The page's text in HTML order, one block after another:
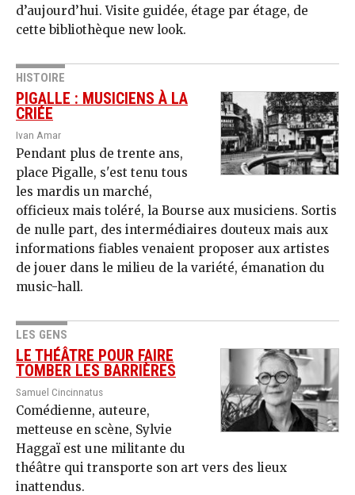
d’aujourd’hui. Visite guidée, étage par étage, de
cette bibliothèque new look.
HISTOIRE
PIGALLE : MUSICIENS À LA
CRIÉE
Ivan Amar
Pendant plus de trente ans,
place Pigalle, s'est tenu tous
les mardis un marché,
officieux mais toléré, la Bourse aux musiciens. Sortis
de nulle part, des intermédiaires douteux mais aux
informations fiables venaient proposer aux artistes
de jouer dans le milieu de la variété, émanation du
music-hall.
LES GENS
LE THÉÂTRE POUR FAIRE
TOMBER LES BARRIÈRES
Samuel Cincinnatus
Comédienne, auteure,
metteuse en scène, Sylvie
Haggaï est une militante du
théâtre qui transporte son art vers des lieux
inattendus.